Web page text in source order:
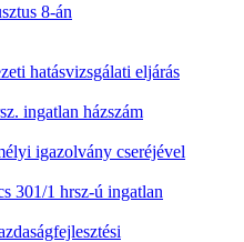
8-án
hatásvizsgálati eljárás
ingatlan házszám
igazolvány cseréjével
301/1 hrsz-ú ingatlan